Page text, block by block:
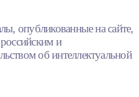
опубликованные на сайте,
и
об интеллектуальной